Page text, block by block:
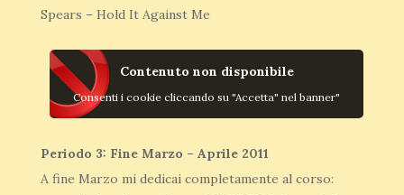
Spears – Hold It Against Me
Contenuto non disponibile
Consenti i cookie cliccando su "Accetta" nel banner"
Periodo 3: Fine Marzo – Aprile 2011
A fine Marzo mi dedicai completamente al corso: